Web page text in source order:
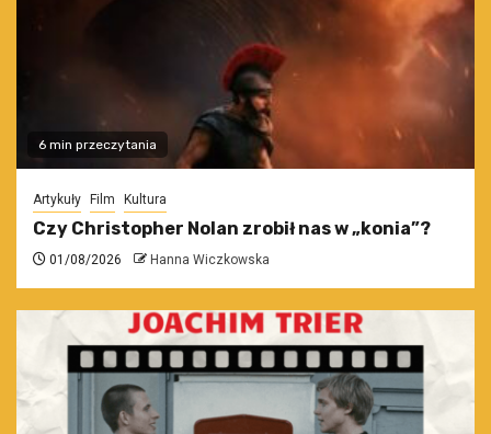
6 min przeczytania
Artykuły Film Kultura
Czy Christopher Nolan zrobił nas w „konia”?
01/08/2026 Hanna Wiczkowska